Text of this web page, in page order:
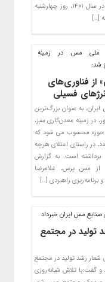
عرضه همه محصولات در سال ۱۴۰۱، روز چهارشنبه
ملی مس در زمینه
شد:
از فناوری‌های
فسیلی
به عنوان بزرگ‌ترین
زمینه معدن‌کاری سبز،
حوزه محسوب می شود که
در راستای اعتلای هرچه
است. به گزارش
مس پرس، غلامرضا
برنامه‌ریزی راهبردی […]
مس ایران خبرداد
تولید در مجتمع
رشد تولید در مجتمع
گفت:با تلاش شبانه‌روزی